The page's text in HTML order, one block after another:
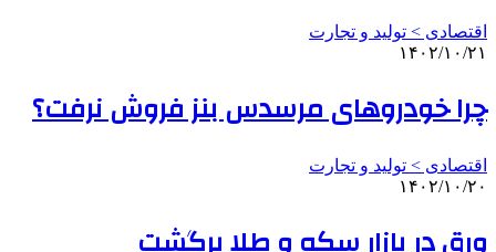
اقتصادی > تولید و تجارت
۱۴۰۲/۱۰/۲۱
چرا خودروهای مرسدس بنز فروش نرفت؟
اقتصادی > تولید و تجارت
۱۴۰۲/۱۰/۲۰